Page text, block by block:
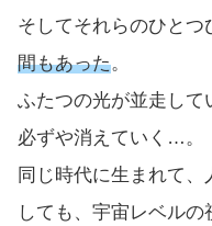
そしてそれらのひとつ
間もあった。
ふたつの光が並走して
必ずや消えていく…。
同じ時代に生まれて、
しても、宇宙レベルの